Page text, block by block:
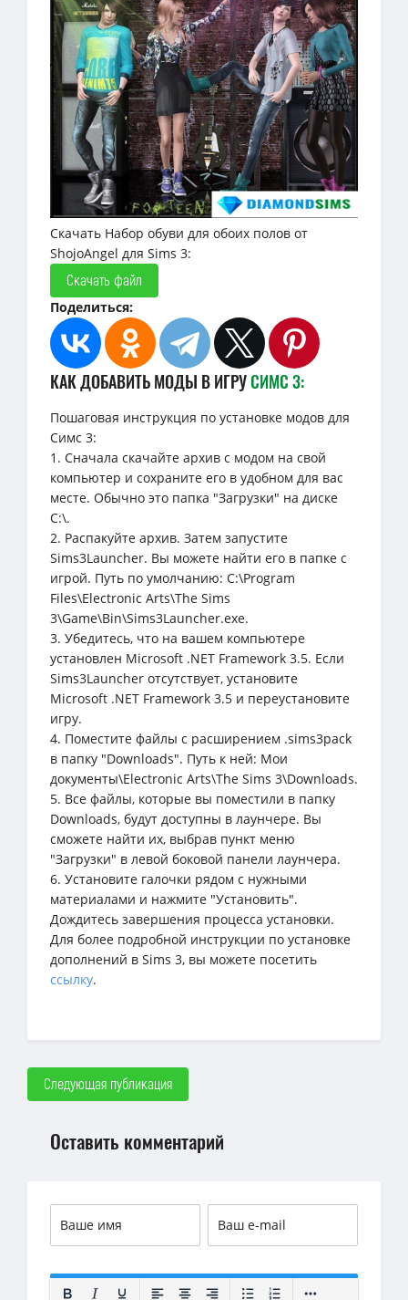
Скачать Набор обуви для обоих полов от
ShojoAngel для Sims 3:
Скачать файл
Поделиться:
КАК ДОБАВИТЬ МОДЫ В ИГРУСИМС 3:
Пошаговая инструкция по установке модов для
Симс 3:
1. Сначала скачайте архив с модом на свой
компьютер и сохраните его в удобном для вас
месте. Обычно это папка "Загрузки" на диске
C:\.
2. Распакуйте архив. Затем запустите
Sims3Launcher. Вы можете найти его в папке с
игрой. Путь по умолчанию: C:\Program
Files\Electronic Arts\The Sims
3\Game\Bin\Sims3Launcher.exe.
3. Убедитесь, что на вашем компьютере
установлен Microsoft .NET Framework 3.5. Если
Sims3Launcher отсутствует, установите
Microsoft .NET Framework 3.5 и переустановите
игру.
4. Поместите файлы с расширением .sims3pack
в папку "Downloads". Путь к ней: Мои
документы\Electronic Arts\The Sims 3\Downloads.
5. Все файлы, которые вы поместили в папку
Downloads, будут доступны в лаунчере. Вы
сможете найти их, выбрав пункт меню
"Загрузки" в левой боковой панели лаунчера.
6. Установите галочки рядом с нужными
материалами и нажмите "Установить".
Дождитесь завершения процесса установки.
Для более подробной инструкции по установке
дополнений в Sims 3, вы можете посетить
ссылку.
Следующая публикация
Оставить комментарий